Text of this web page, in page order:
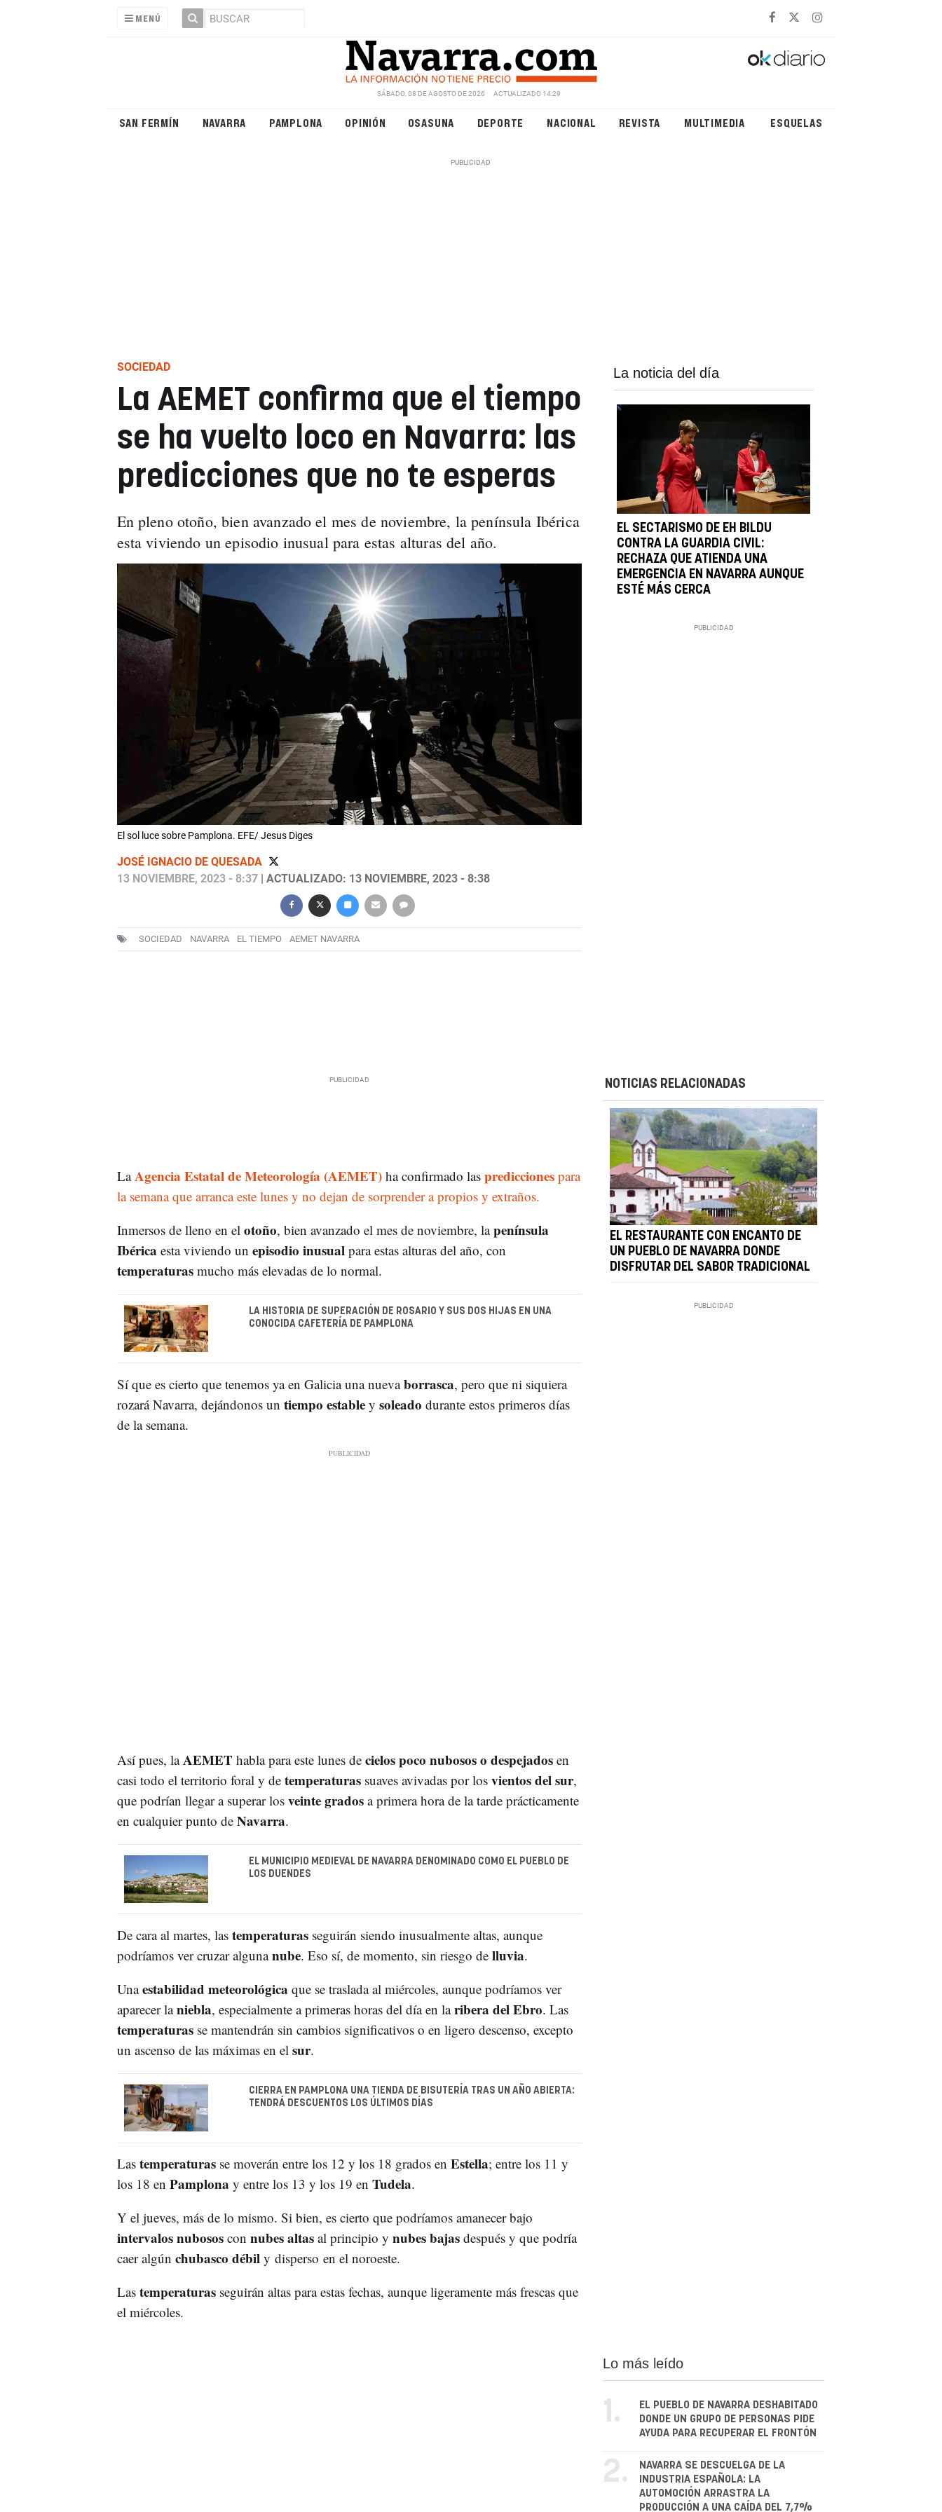
MENÚ
SÁBADO, 08 DE AGOSTO DE 2026 ACTUALIZADO 14:29
SAN FERMÍN NAVARRA PAMPLONA OPINIÓN OSASUNA DEPORTE NACIONAL REVISTA MULTIMEDIA ESQUELAS
SOCIEDAD
La AEMET confirma que el tiempo
se ha vuelto loco en Navarra: las
predicciones que no te esperas
En pleno otoño, bien avanzado el mes de noviembre, la península Ibérica
esta viviendo un episodio inusual para estas alturas del año.
El sol luce sobre Pamplona. EFE/ Jesus Diges
JOSÉ IGNACIO DE QUESADA
13 NOVIEMBRE, 2023 - 8:37| ACTUALIZADO: 13 NOVIEMBRE, 2023 - 8:38
SOCIEDAD NAVARRA EL TIEMPO AEMET NAVARRA
La noticia del día
EL SECTARISMO DE EH BILDU
CONTRA LA GUARDIA CIVIL:
RECHAZA QUE ATIENDA UNA
EMERGENCIA EN NAVARRA AUNQUE
ESTÉ MÁS CERCA
LaAgencia Estatal de Meteorología (AEMET)ha confirmado las predicciones para
la semana que arranca este lunes y no dejan de sorprender a propios y extraños.
Inmersos de lleno en el otoño, bien avanzado el mes de noviembre, lapenínsula
Ibérica esta viviendo un episodio inusual para estas alturas del año, con
temperaturas mucho más elevadas de lo normal.
LA HISTORIA DE SUPERACIÓN DE ROSARIO Y SUS DOS HIJAS EN UNA
CONOCIDA CAFETERÍA DE PAMPLONA
Sí que es cierto que tenemos ya en Galicia una nuevaborrasca, pero que ni siquiera
rozará Navarra, dejándonos un tiempo establey soleado durante estos primeros días
de la semana.
Así pues, laAEMET habla para este lunes decielos poco nubosos o despejadosen
casi todo el territorio foral y de temperaturas suaves avivadas por los vientos del sur,
que podrían llegar a superar los veinte gradosa primera hora de la tarde prácticamente
en cualquier punto de Navarra.
EL MUNICIPIO MEDIEVAL DE NAVARRA DENOMINADO COMO EL PUEBLO DE
LOS DUENDES
De cara al martes, las temperaturas seguirán siendo inusualmente altas, aunque
podríamos ver cruzar algunanube. Eso sí, de momento, sin riesgo de lluvia.
Unaestabilidad meteorológica que se traslada al miércoles, aunque podríamos ver
aparecer laniebla, especialmente a primeras horas del día en laribera del Ebro. Las
temperaturas se mantendrán sin cambios significativos o en ligero descenso, excepto
un ascenso de las máximas en el sur.
CIERRA EN PAMPLONA UNA TIENDA DE BISUTERÍA TRAS UN AÑO ABIERTA:
TENDRÁ DESCUENTOS LOS ÚLTIMOS DÍAS
Las temperaturas se moverán entre los 12 y los 18 grados en Estella; entre los 11 y
los 18 en Pamplona y entre los 13 y los 19 en Tudela.
Y el jueves, más de lo mismo. Si bien, es cierto que podríamos amanecer bajo
intervalos nubososcon nubes altas al principio y nubes bajasdespués y que podría
caer algún chubasco débily disperso en el noroeste.
Las temperaturas seguirán altas para estas fechas, aunque ligeramente más frescas que
el miércoles.
NOTICIAS RELACIONADAS
EL RESTAURANTE CON ENCANTO DE
UN PUEBLO DE NAVARRA DONDE
DISFRUTAR DEL SABOR TRADICIONAL
Lo más leído
1.
EL PUEBLO DE NAVARRA DESHABITADO
DONDE UN GRUPO DE PERSONAS PIDE
AYUDA PARA RECUPERAR EL FRONTÓN
2.
NAVARRA SE DESCUELGA DE LA
INDUSTRIA ESPAÑOLA: LA
AUTOMOCIÓN ARRASTRA LA
PRODUCCIÓN A UNA CAÍDA DEL 7,7%